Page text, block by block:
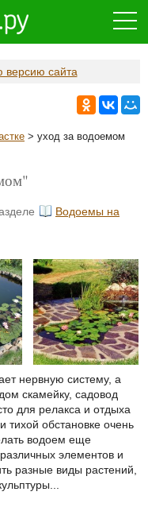
версию сайта
> уход за водоемом
Водоемы на
нервную систему, а
скамейку, садовод
для релакса и отдыха
тихой обстановке очень
водоем еще
элементов и
разные виды растений,